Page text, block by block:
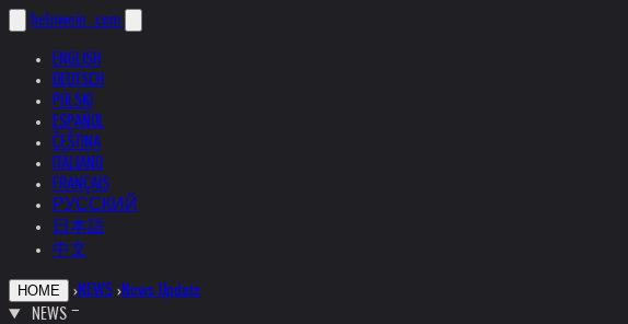
helnwein .com
ENGLISH
DEUTSCH
POLSKI
ESPAÑOL
ČEŠTINA
ITALIANO
FRANÇAIS
РУССКИЙ
日本語
中文
HOME ›NEWS ›News Update
NEWS